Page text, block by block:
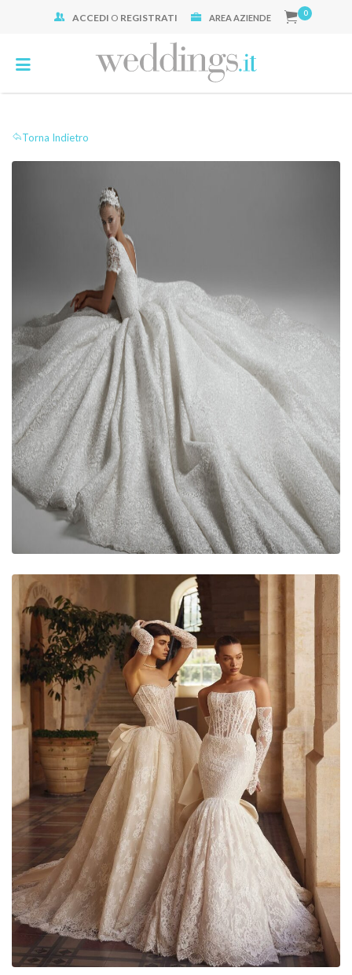
ACCEDI O REGISTRATI AREA AZIENDE 0
Torna Indietro